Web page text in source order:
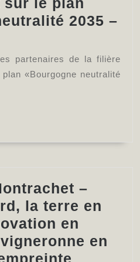
bas
carbone
La
Gazette
2035 –
partenaires de la filière
«Bourgogne neutralité
–
la terre en
en
en